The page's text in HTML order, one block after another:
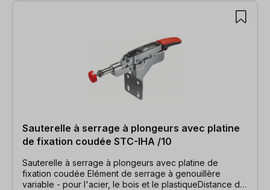
13 articles trouvés
Sauterelle à serrage à plongeurs avec platine
de fixation coudée STC-IHA /10
Sauterelle à serrage à plongeurs avec platine de
fixation coudée Elément de serrage à genouillère
variable - pour l'acier, le bois et le plastiqueDistance de